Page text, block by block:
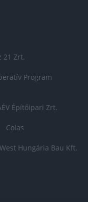
21 Zrt.
Program
Építőipari Zrt.
Colas
West Hungária Bau Kft.